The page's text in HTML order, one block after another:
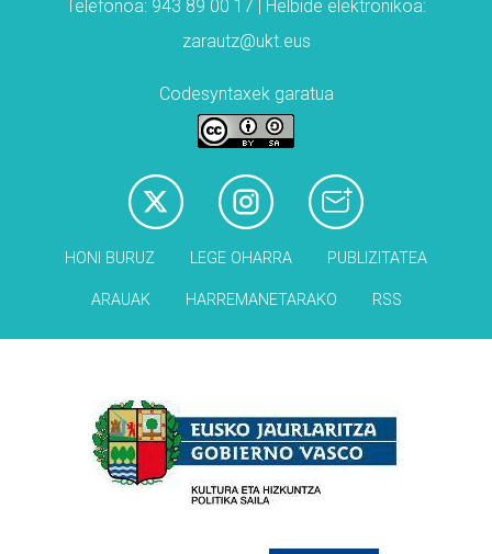
Telefonoa: 943 89 00 17 | Helbide elektronikoa:
zarautz@ukt.eus
Codesyntaxek garatua
HONI BURUZ LEGE OHARRA PUBLIZITATEA
ARAUAK HARREMANETARAKO RSS